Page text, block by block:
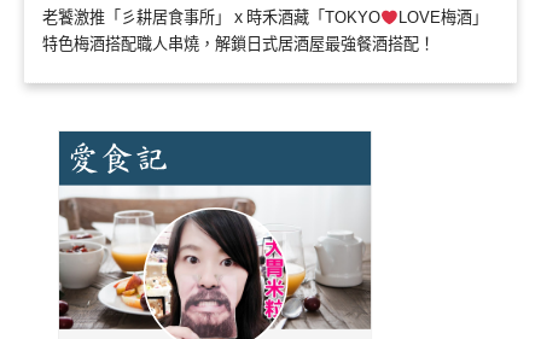
老饕激推「彡耕居食事所」ｘ時禾酒藏「TOKYO
LOVE梅酒」
特色梅酒搭配職人串燒，解鎖日式居酒屋最強餐酒搭配！